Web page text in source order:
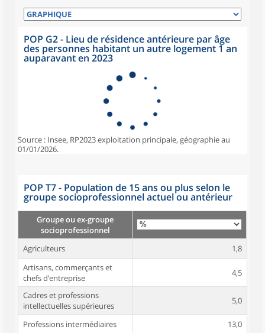
POP G2 - Lieu de résidence antérieure par âge
des personnes habitant un autre logement 1 an
auparavant en 2023
Source : Insee, RP2023 exploitation principale, géographie au
01/01/2026.
POP T7 - Population de 15 ans ou plus selon le
groupe socioprofessionnel actuel ou antérieur
Groupe ou ex-groupe
socioprofessionnel
Agriculteurs
1,8
Artisans, commerçants et
chefs d’entreprise
4,5
Cadres et professions
intellectuelles supérieures
5,0
Professions intermédiaires
13,0